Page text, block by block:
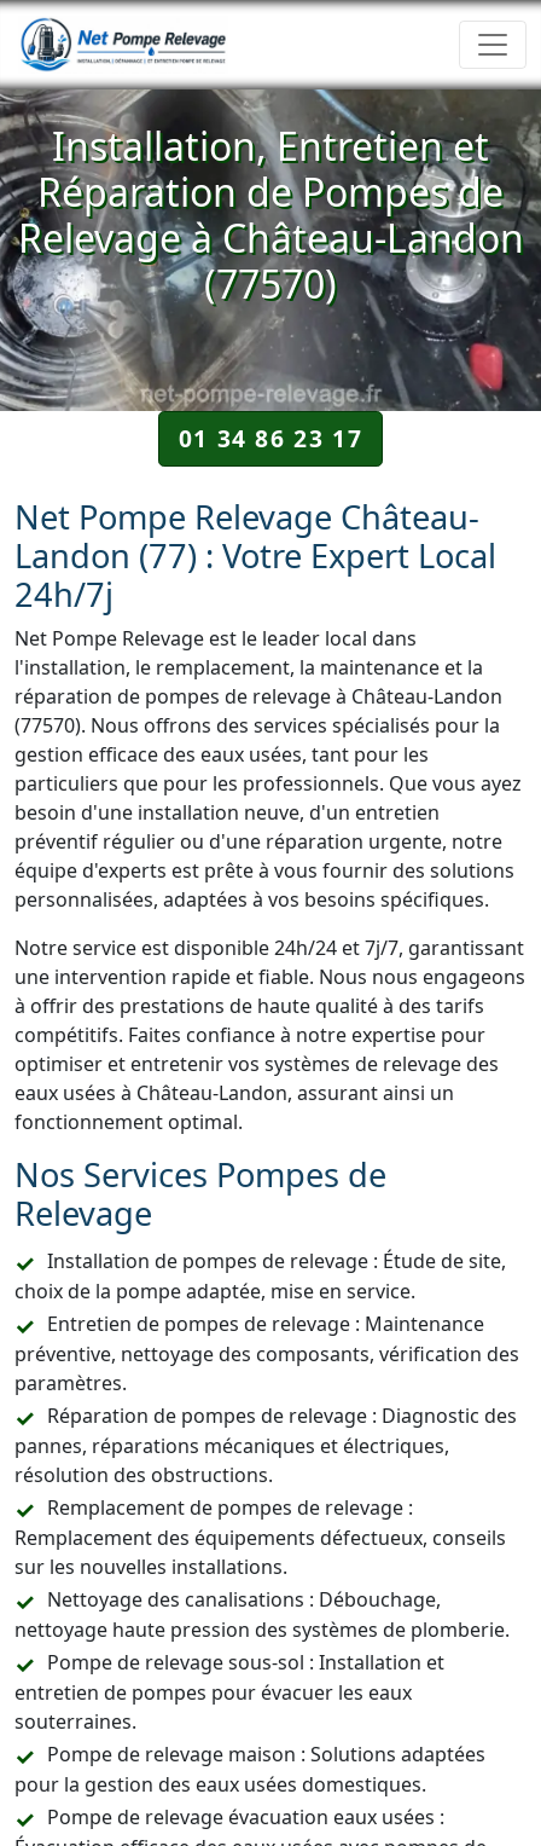
Installation, Entretien et
Réparation de Pompes de
Relevage à Château-Landon
(77570)
01 34 86 23 17
Net Pompe Relevage Château-
Landon (77) : Votre Expert Local
24h/7j
Net Pompe Relevage est le leader local dans
l'installation, le remplacement, la maintenance et la
réparation de pompes de relevage à Château-Landon
(77570). Nous offrons des services spécialisés pour la
gestion efficace des eaux usées, tant pour les
particuliers que pour les professionnels. Que vous ayez
besoin d'une installation neuve, d'un entretien
préventif régulier ou d'une réparation urgente, notre
équipe d'experts est prête à vous fournir des solutions
personnalisées, adaptées à vos besoins spécifiques.
Notre service est disponible 24h/24 et 7j/7, garantissant
une intervention rapide et fiable. Nous nous engageons
à offrir des prestations de haute qualité à des tarifs
compétitifs. Faites confiance à notre expertise pour
optimiser et entretenir vos systèmes de relevage des
eaux usées à Château-Landon, assurant ainsi un
fonctionnement optimal.
Nos Services Pompes de
Relevage
Installation de pompes de relevage : Étude de site,
choix de la pompe adaptée, mise en service.
Entretien de pompes de relevage : Maintenance
préventive, nettoyage des composants, vérification des
paramètres.
Réparation de pompes de relevage : Diagnostic des
pannes, réparations mécaniques et électriques,
résolution des obstructions.
Remplacement de pompes de relevage :
Remplacement des équipements défectueux, conseils
sur les nouvelles installations.
Nettoyage des canalisations : Débouchage,
nettoyage haute pression des systèmes de plomberie.
Pompe de relevage sous-sol : Installation et
entretien de pompes pour évacuer les eaux
souterraines.
Pompe de relevage maison : Solutions adaptées
pour la gestion des eaux usées domestiques.
Pompe de relevage évacuation eaux usées :